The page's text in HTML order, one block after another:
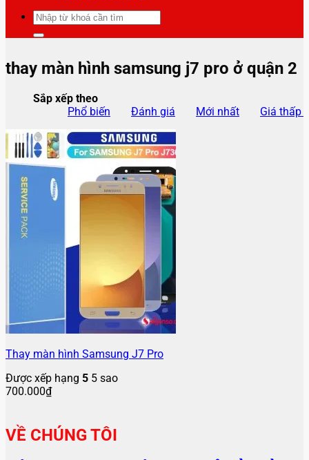
Tìm
kiếm:
thay màn hình samsung j7 pro ở quận 2
Sắp xếp theo
Phổ biến
Đánh giá Mới nhất Giá thấp
Thay màn hình Samsung J7 Pro
Được xếp hạng 5 5 sao
700.000₫
VỀ CHÚNG TÔI